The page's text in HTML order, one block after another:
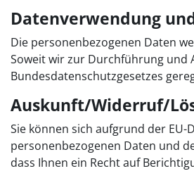
Datenverwendung
Die personenbezogenen Daten
Soweit wir zur Durchführung und
Bundesdatenschutzgesetzes
Auskunft/Widerruf/
Sie können sich aufgrund der
personenbezogenen Daten und
dass Ihnen ein Recht auf